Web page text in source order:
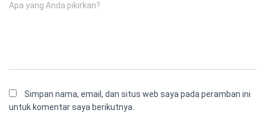
Apa yang Anda pikirkan?
Simpan nama, email, dan situs web saya pada peramban ini
untuk komentar saya berikutnya.